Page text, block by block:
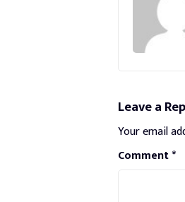
Leave a
Your email
Comment*